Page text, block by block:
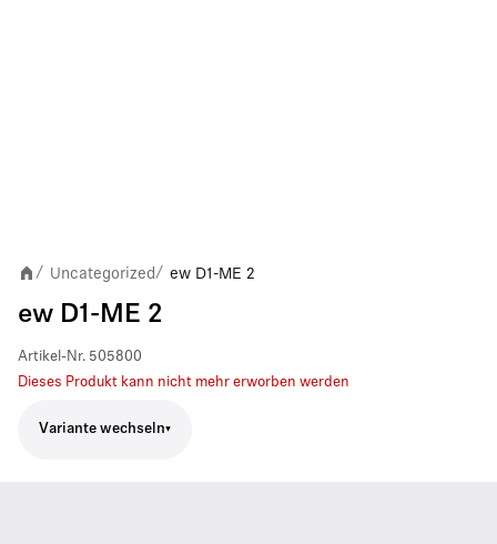
/ Uncategorized/ ew D1-ME 2
ew D1-ME 2
Artikel-Nr. 505800
Dieses Produkt kann nicht mehr erworben werden
Variante wechseln